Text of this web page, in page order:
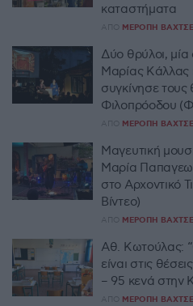
καταστήματα
ΑΠΌ ΜΕΡΌΠΗ
Δύο θρύλοι,
Μαρίας Κάλλας
συγκίνησε τους
Φιλοπρόοδου
ΑΠΌ ΜΕΡΌΠΗ
Μαγευτική
Μαρία
στο Αρχοντικό
Βίντεο)
ΑΠΌ ΜΕΡΌΠΗ
Αθ. Κωτούλας:
είναι στις
– 95 κενά στην
ΑΠΌ ΜΕΡΌΠΗ